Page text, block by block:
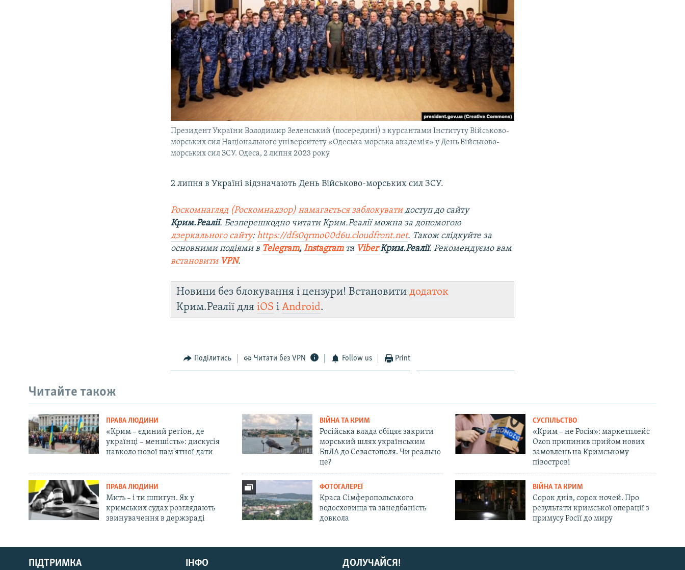
Русский
Qırımtatar
Президент України Володимир Зеленський (посередині) з курсантами Інституту Військово-
морських сил Національного університету «Одеська морська академія» у День Військово-
морських сил ЗСУ. Одеса, 2 липня 2023 року
2 липня в Україні відзначають День Військово-морських сил ЗСУ.
Роскомнагляд (Роскомнадзор) намагається заблокуватидоступ до сайту
Крим.Реалії. Безперешкодно читати Крим.Реалії можна за допомогою
дзеркального сайту:https://dfs0qrmo00d6u.cloudfront.net. Також слідкуйте за
основними подіями в Telegram,Instagramта ViberКрим.Реалії. Рекомендуємо вам
встановити VPN.
Новини без блокування і цензури! Встановитидодаток
Крим.Реалії дляiOS іAndroid.
Поділитись Читати без VPN Follow us Print
Читайте також
ПРАВА ЛЮДИНИ
«Крим – єдиний регіон, де
українці – меншість»: дискусія
навколо нової пам'ятної дати
ВІЙНА ТА КРИМ
Російська влада обіцяє закрити
морський шлях українським
БпЛА до Севастополя. Чи реально
це?
СУСПІЛЬСТВО
«Крим – не Росія»: маркетплейс
Ozon припинив прийом нових
замовлень на Кримському
півострові
ПРАВА ЛЮДИНИ
Мить – і ти шпигун. Як у
кримських судах розглядають
звинувачення в держзраді
ФОТОГАЛЕРЕЇ
Краса Сімферопольського
водосховища та занедбаність
довкола
ВІЙНА ТА КРИМ
Сорок днів, сорок ночей. Про
результати кримської операції з
примусу Росії до миру
ДОЛУЧАЙСЯ!
ПІДТРИМКА ІНФО